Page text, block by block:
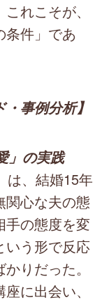
れこそが、
条件」であ
・事例分析】
」の実践
は、結婚15年
関心な夫の態
手の態度を変
いう形で反応
りだった。
に出会い、